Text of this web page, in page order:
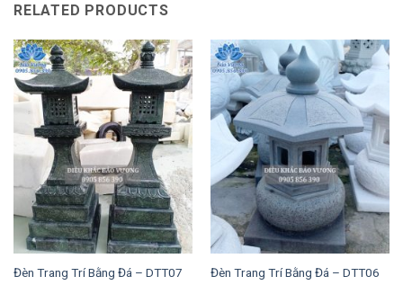
RELATED PRODUCTS
Đèn Trang Trí Bằng Đá – DTT07 Đèn Trang Trí Bằng Đá – DTT06